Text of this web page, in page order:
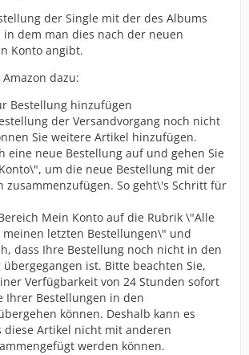
der Single mit der des Albums
dem man dies nach der neuen
Konto angibt.
dazu:
Bestellung hinzufügen
der Versandvorgang noch nicht
Sie weitere Artikel hinzufügen.
eine neue Bestellung auf und gehen Sie
um die neue Bestellung mit der
zusammenzufügen. So geht\'s Schritt für
Mein Konto auf die Rubrik \"Alle
letzten Bestellungen\" und
dass Ihre Bestellung noch nicht in den
übergegangen ist. Bitte beachten Sie,
Verfügbarkeit von 24 Stunden sofort
Ihrer Bestellungen in den
können. Deshalb kann es
diese Artikel nicht mit anderen
werden können.